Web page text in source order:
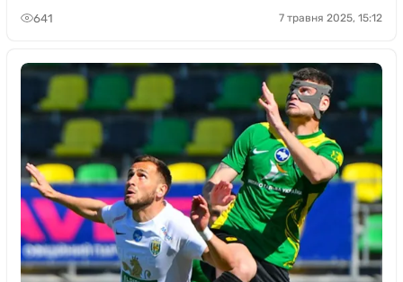
641 7 травня 2025, 15:12